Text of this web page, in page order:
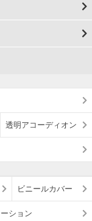
透明アコーディオン
ビニールカバー
ション